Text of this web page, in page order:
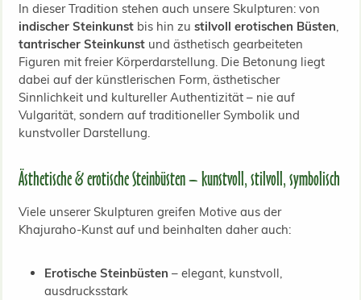
In dieser Tradition stehen auch unsere Skulpturen: von
indischer Steinkunstbis hin zu stilvoll erotischen Büsten,
tantrischer Steinkunstund ästhetisch gearbeiteten
Figuren mit freier Körperdarstellung. Die Betonung liegt
dabei auf der künstlerischen Form, ästhetischer
Sinnlichkeit und kultureller Authentizität – nie auf
Vulgarität, sondern auf traditioneller Symbolik und
kunstvoller Darstellung.
Ästhetische & erotische Steinbüsten – kunstvoll, stilvoll, symbolisch
Viele unserer Skulpturen greifen Motive aus der
Khajuraho-Kunst auf und beinhalten daher auch:
Erotische Steinbüsten – elegant, kunstvoll,
ausdrucksstark